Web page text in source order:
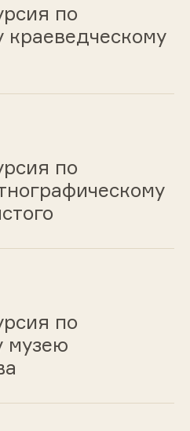
по
краеведческому
по
по
музею